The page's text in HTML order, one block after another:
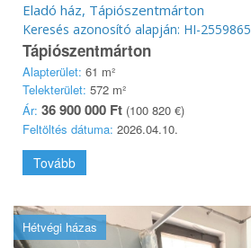
Eladó ház, Tápiószentmárton
Keresés azonosító alapján: HI-2559865
Tápiószentmárton
Alapterület: 61 m²
Telekterület: 572 m²
Ár: 36 900 000 Ft (100 820 €)
Feltöltés dátuma: 2026.04.10.
Tovább
Hétvégi házas